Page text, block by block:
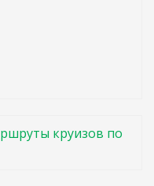
круизов по